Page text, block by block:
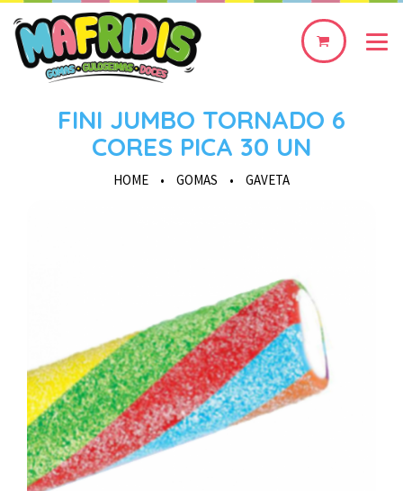
0
FINI JUMBO TORNADO 6
CORES PICA 30 UN
HOME • GOMAS • GAVETA